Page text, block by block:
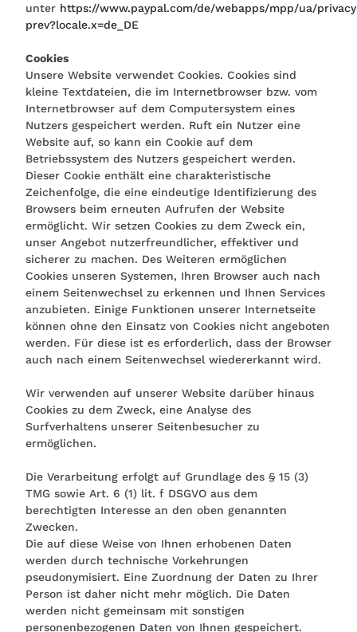
unter https://www.paypal.com/de/webapps/mpp/ua/
prev?locale.x=de_DE
Cookies
Unsere Website verwendet Cookies. Cookies sind
kleine Textdateien, die im Internetbrowser bzw. vom
Internetbrowser auf dem Computersystem eines
Nutzers gespeichert werden. Ruft ein Nutzer eine
Website auf, so kann ein Cookie auf dem
Betriebssystem des Nutzers gespeichert werden.
Dieser Cookie enthält eine charakteristische
Zeichenfolge, die eine eindeutige Identifizierung des
Browsers beim erneuten Aufrufen der Website
ermöglicht. Wir setzen Cookies zu dem Zweck ein,
unser Angebot nutzerfreundlicher, effektiver und
sicherer zu machen. Des Weiteren ermöglichen
Cookies unseren Systemen, Ihren Browser auch nach
einem Seitenwechsel zu erkennen und Ihnen Services
anzubieten. Einige Funktionen unserer Internetseite
können ohne den Einsatz von Cookies nicht angeboten
werden. Für diese ist es erforderlich, dass der Browser
auch nach einem Seitenwechsel wiedererkannt wird.
Wir verwenden auf unserer Website darüber hinaus
Cookies zu dem Zweck, eine Analyse des
Surfverhaltens unserer Seitenbesucher zu
ermöglichen.
Die Verarbeitung erfolgt auf Grundlage des § 15 (3)
TMG sowie Art. 6 (1) lit. f DSGVO aus dem
berechtigten Interesse an den oben genannten
Zwecken.
Die auf diese Weise von Ihnen erhobenen Daten
werden durch technische Vorkehrungen
pseudonymisiert. Eine Zuordnung der Daten zu Ihrer
Person ist daher nicht mehr möglich. Die Daten
werden nicht gemeinsam mit sonstigen
personenbezogenen Daten von Ihnen gespeichert.